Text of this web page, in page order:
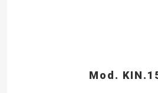
Mod.